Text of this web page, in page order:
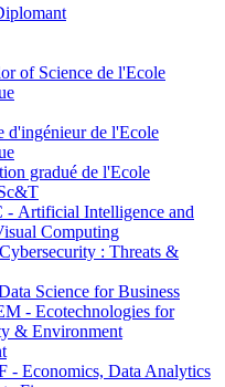
of Science de l'Ecole
d'ingénieur de l'Ecole
gradué de l'Ecole
Artificial Intelligence and
Computing
: Threats &
Science for Business
- Ecotechnologies for
& Environment
- Economics, Data Analytics